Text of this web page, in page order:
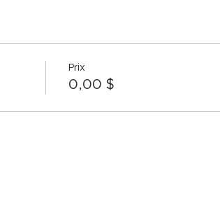
Prix
0,00 $